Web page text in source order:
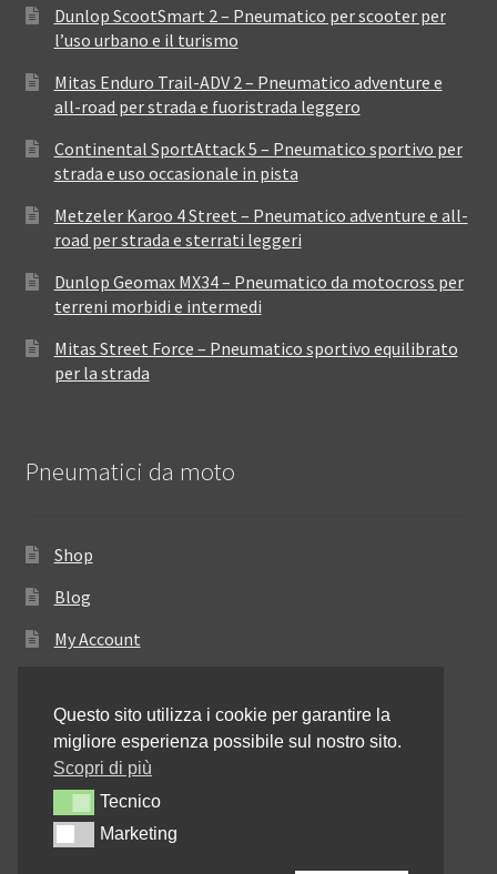
Dunlop ScootSmart 2 – Pneumatico per scooter per
l’uso urbano e il turismo
Mitas Enduro Trail-ADV 2 – Pneumatico adventure e
all-road per strada e fuoristrada leggero
Continental SportAttack 5 – Pneumatico sportivo per
strada e uso occasionale in pista
Metzeler Karoo 4 Street – Pneumatico adventure e all-
road per strada e sterrati leggeri
Dunlop Geomax MX34 – Pneumatico da motocross per
terreni morbidi e intermedi
Mitas Street Force – Pneumatico sportivo equilibrato
per la strada
Pneumatici da moto
Shop
Blog
My Account
Resi e rimborsi
Annullamento dell’ordine
Informativa sulla privacy
Contattaci
Questo sito utilizza i cookie per garantire la
migliore esperienza possibile sul nostro sito.
Scopri di più
TecnicoTecnico
MarketingMarketing